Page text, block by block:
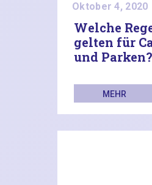
Oktober 4, 2020
Welche
gelten für
und Parken?
MEHR